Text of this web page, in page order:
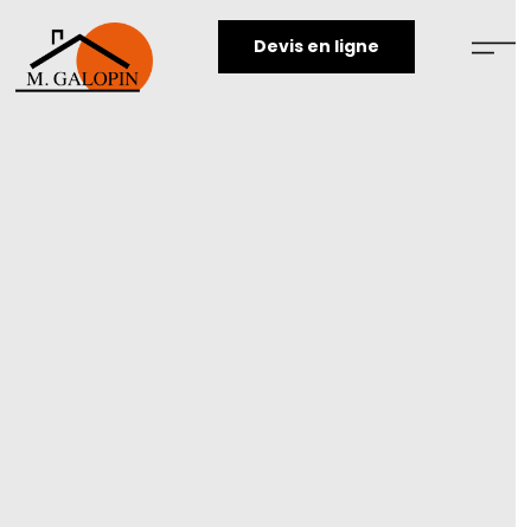
Devis en ligne